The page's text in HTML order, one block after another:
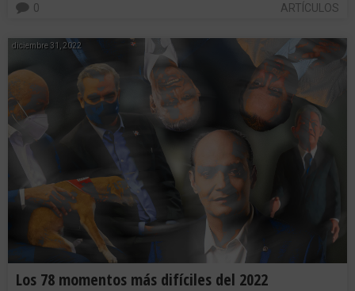
ARTÍCULOS
0
diciembre 31, 2022
Los 78 momentos más difíciles del 2022